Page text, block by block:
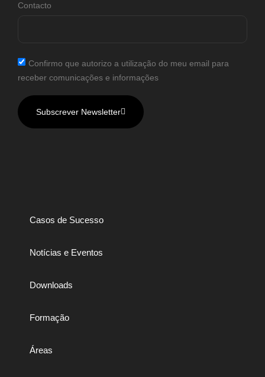
Contacto
Confirmo que autorizo a utilização do meu email para
receber comunicações e informações
Subscrever Newsletter
Casos de Sucesso
Notícias e Eventos
Downloads
Formação
Áreas